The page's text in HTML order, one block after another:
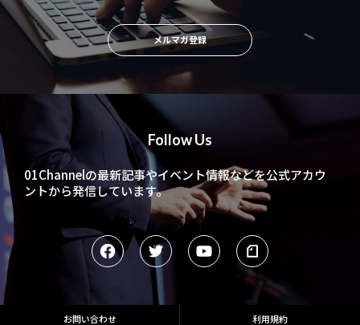
Follow Us
01Channelの最新記事やイベント情報などを公式アカウ
ントから発信しています。
メルマガ登録
お問い合わせ 利用規約